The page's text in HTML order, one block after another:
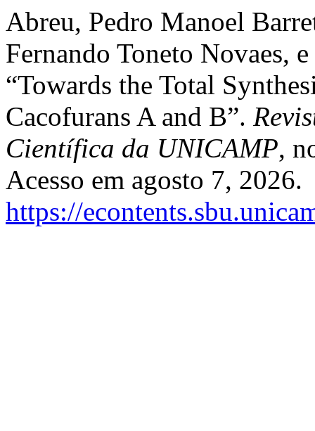
Abreu, Pedro Manoel
Fernando Toneto Novaes,
“Towards the Total
Cacofurans A and B”.
Científica da UNICAMP,
Acesso em agosto 7, 2026.
https://